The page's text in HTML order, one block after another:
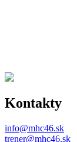
Kontakty
info@mhc46.sk
trener@mhc46.sk